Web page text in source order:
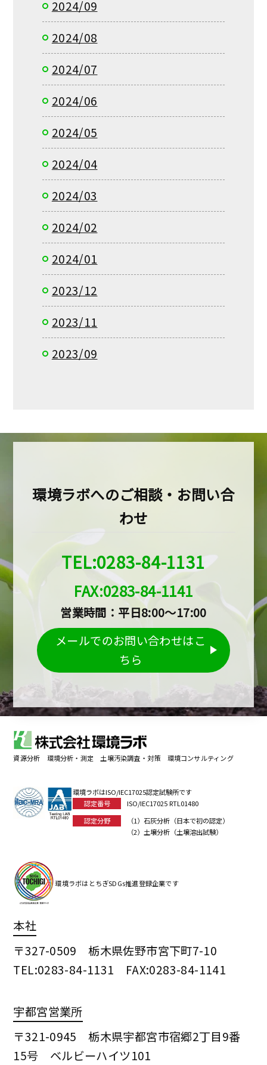
2024/09
2024/08
2024/07
2024/06
2024/05
2024/04
2024/03
2024/02
2024/01
2023/12
2023/11
2023/09
環境ラボへのご相談・お問い合
わせ
TEL:0283-84-1131
FAX:0283-84-1141
営業時間：平日8:00～17:00
メールでのお問い合わせはこ
ちら
資源分析 環境分析・測定 土壌汚染調査・対策 環境コンサルティング
環境ラボはISO/IEC17025認定試験所です
認定番号
ISO/IEC17025 RTL01480
認定分野
（1）石灰分析（日本で初の認定）
（2）土壌分析（土壌溶出試験）
環境ラボはとちぎSDGs推進登録企業です
本社
〒327-0509 栃木県佐野市宮下町7-10
TEL:0283-84-1131 FAX:0283-84-1141
宇都宮営業所
〒321-0945 栃木県宇都宮市宿郷2丁目9番
15号 ベルビーハイツ101